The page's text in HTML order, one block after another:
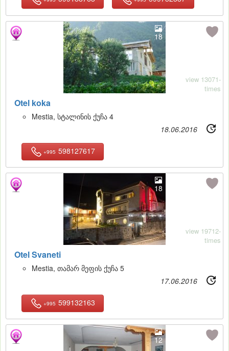
18
Otel koka
view 13071-
times
Mestia, სტალინის ქუჩა 4
18.06.2016
+995 598127617
18
Otel Svaneti
view 19712-
times
Mestia, თამარ მეფის ქუჩა 5
17.06.2016
+995 599132163
12